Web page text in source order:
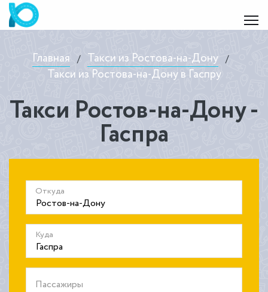
Главная / Такси из Ростова-на-Дону /
Такси из Ростова-на-Дону в Гаспру
Такси Ростов-на-Дону -
Гаспра
Откуда
Куда
Пассажиры